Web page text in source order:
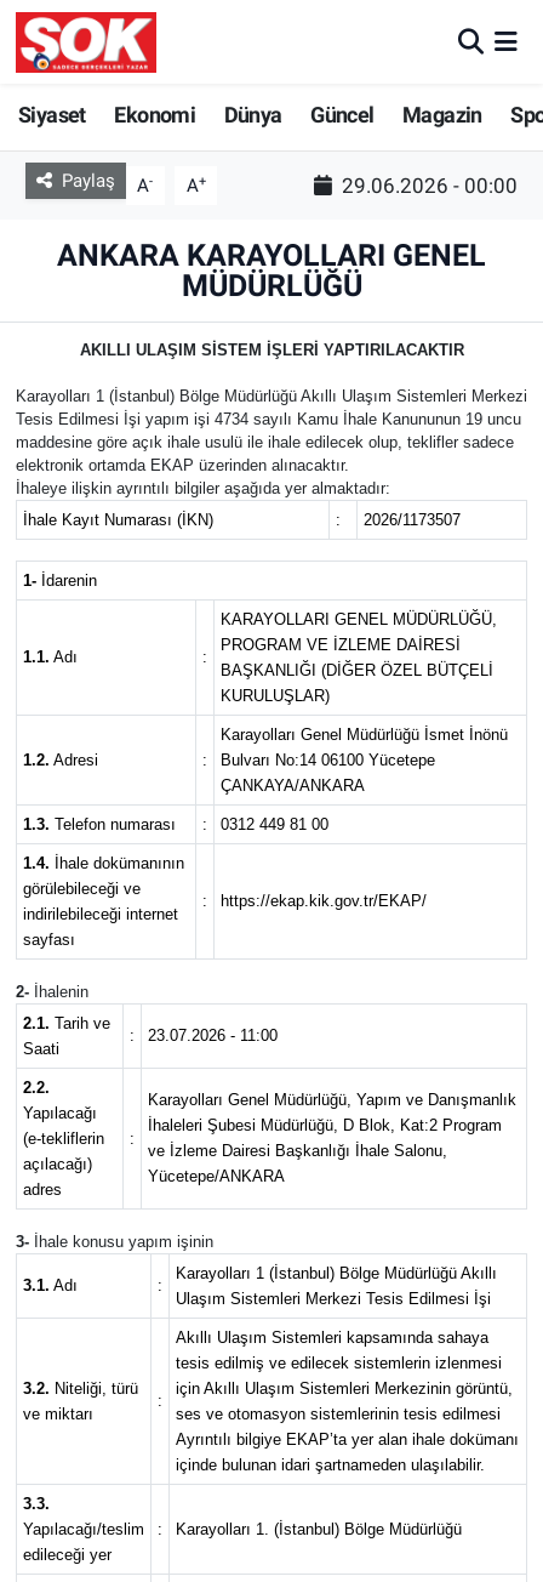
Siyaset Ekonomi Dünya Güncel Magazin
Paylaş A- A+ 29.06.2026 - 00:00
ANKARA KARAYOLLARI GENEL
MÜDÜRLÜĞÜ
AKILLI ULAŞIM SİSTEM İŞLERİ YAPTIRILACAKTIR
Karayolları 1 (İstanbul) Bölge Müdürlüğü Akıllı Ulaşım Sistemleri Merkezi
Tesis Edilmesi İşi yapım işi 4734 sayılı Kamu İhale Kanununun 19 uncu
maddesine göre açık ihale usulü ile ihale edilecek olup, teklifler sadece
elektronik ortamda EKAP üzerinden alınacaktır.
İhaleye ilişkin ayrıntılı bilgiler aşağıda yer almaktadır:
İhale Kayıt Numarası (İKN)
: 2026/1173507
1- İdarenin
1.1. Adı :
KARAYOLLARI GENEL MÜDÜRLÜĞÜ,
PROGRAM VE İZLEME DAİRESİ
BAŞKANLIĞI (DİĞER ÖZEL BÜTÇELİ
KURULUŞLAR)
1.2. Adresi :
Karayolları Genel Müdürlüğü İsmet İnönü
Bulvarı No:14 06100 Yücetepe
ÇANKAYA/ANKARA
1.3. Telefon numarası : 0312 449 81 00
1.4. İhale dokümanının
görülebileceği ve
indirilebileceği internet
sayfası
: https://ekap.kik.gov.tr/EKAP/
2-İhalenin
2.1. Tarih ve
Saati
: 23.07.2026 - 11:00
2.2.
Yapılacağı
(e-tekliflerin
açılacağı)
adres
:
Karayolları Genel Müdürlüğü, Yapım ve Danışmanlık
İhaleleri Şubesi Müdürlüğü, D Blok, Kat:2 Program
ve İzleme Dairesi Başkanlığı İhale Salonu,
Yücetepe/ANKARA
3-İhale konusu yapım işinin
3.1. Adı :
Karayolları 1 (İstanbul) Bölge Müdürlüğü Akıllı
Ulaşım Sistemleri Merkezi Tesis Edilmesi İşi
3.2. Niteliği, türü
ve miktarı
:
Akıllı Ulaşım Sistemleri kapsamında sahaya
tesis edilmiş ve edilecek sistemlerin izlenmesi
için Akıllı Ulaşım Sistemleri Merkezinin görüntü,
ses ve otomasyon sistemlerinin tesis edilmesi
Ayrıntılı bilgiye EKAP’ta yer alan ihale dokümanı
içinde bulunan idari şartnameden ulaşılabilir.
3.3.
Yapılacağı/teslim
edileceği yer
: Karayolları 1. (İstanbul) Bölge Müdürlüğü
DÜNYA
KÜLTÜR SANAT
POLİTİKA
YAŞAM
TEKNOLOJİ
SAĞLIK
EKONOMİ
EĞİTİM
ÖZEL HABER
Keşfet
ASTROLOJİ
MANŞET
RESMİ İLANLAR
Bize ulaşın
İletişim/Künye
Gözden Kaçmasın
İletişim (Künye)
Hava Durumu
Trafik Durumu
Süper Lig Puan Durumu ve Fikstür
Tüm Manşetler
Son Dakika Haberleri
Haber Arşivi